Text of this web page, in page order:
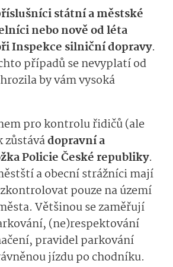
státní a městské
nebo nově od léta
Inspekce silniční dopravy.
případů se nevyplatí od
by vám vysoká
pro kontrolu řidičů (ale
zůstávádopravní a
Policie České republiky.
a obecní strážníci mají
pouze na území
Většinou se zaměřují
(ne)respektování
pravidel parkování
jízdu po chodníku.